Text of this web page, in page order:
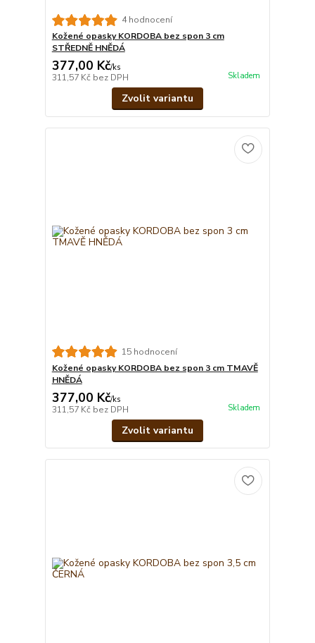
4 hodnocení
Kožené opasky KORDOBA bez spon 3 cm
STŘEDNĚ HNĚDÁ
377,00 Kč/ks
311,57 Kč bez DPH Skladem
Zvolit variantu
15 hodnocení
Kožené opasky KORDOBA bez spon 3 cm TMAVĚ
HNĚDÁ
377,00 Kč/ks
311,57 Kč bez DPH Skladem
Zvolit variantu